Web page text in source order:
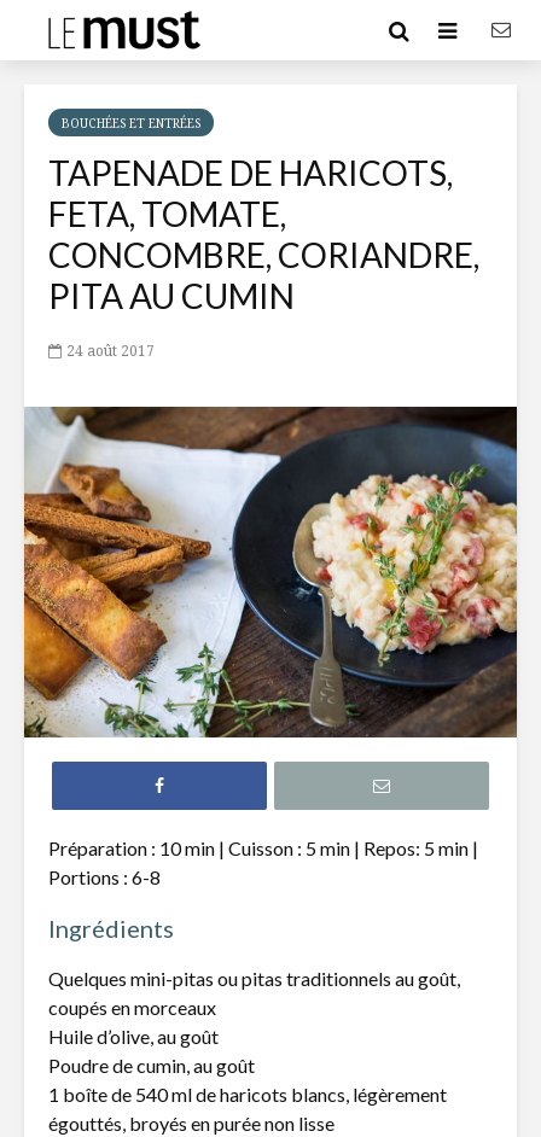
BOUCHÉES ET ENTRÉES
TAPENADE DE HARICOTS,
FETA, TOMATE,
CONCOMBRE, CORIANDRE,
PITA AU CUMIN
24 août 2017
Préparation : 10 min | Cuisson : 5 min | Repos: 5 min |
Portions : 6-8
Ingrédients
Quelques mini-pitas ou pitas traditionnels au goût,
coupés en morceaux
Huile d’olive, au goût
Poudre de cumin, au goût
1 boîte de 540 ml de haricots blancs, légèrement
égouttés, broyés en purée non lisse
Croquettes de
pois chiches, sauce
au cari
Tartare de bœuf au
cheddar fort
fromage à la crème
Mijoté
pâtes
beurre
Salade de
fleur et
5 questions sur le
sucre à Catherine
Lefebvre